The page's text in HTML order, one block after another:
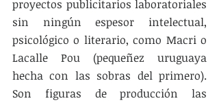
proyectos publicitarios laboratoriales
sin ningún espesor intelectual,
psicológico o literario, como Macri o
Lacalle Pou (pequeñez uruguaya
hecha con las sobras del primero).
Son figuras de producción las